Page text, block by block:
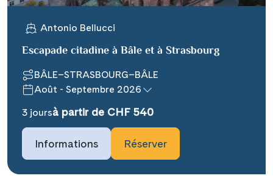
Teile diese Reise
### headline_default does not exist in
object type Ausflug ###
Antonio Bellucci
Escapade citadine à Bâle et à Strasbourg
BÂLE–STRASBOURG–BÂLE
Août - Septembre 2026
3 joursà partir de CHF 540
Informations Réserver